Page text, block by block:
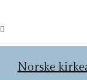
Norske